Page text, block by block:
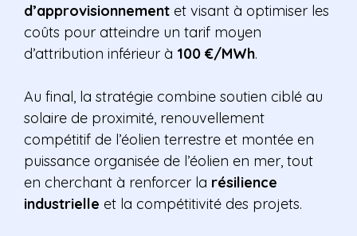
d’approvisionnement et visant à optimiser les
coûts pour atteindre un tarif moyen
d’attribution inférieur à 100 €/MWh.
Au final, la stratégie combine soutien ciblé au
solaire de proximité, renouvellement
compétitif de l’éolien terrestre et montée en
puissance organisée de l’éolien en mer, tout
en cherchant à renforcer la résilience
industrielle et la compétitivité des projets.